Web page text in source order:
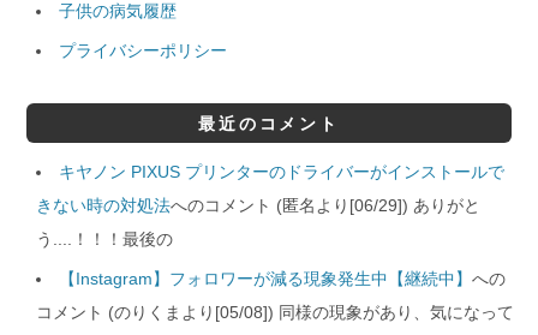
子供の病気履歴
プライバシーポリシー
最近のコメント
キヤノン PIXUS プリンターのドライバーがインストールで
きない時の対処法へのコメント (匿名より[06/29]) ありがと
う....！！！最後の
【Instagram】フォロワーが減る現象発生中【継続中】への
コメント (のりくまより[05/08]) 同様の現象があり、気になって